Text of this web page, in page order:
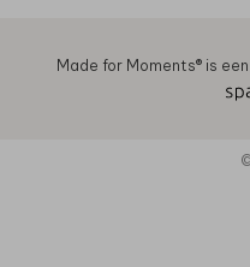
Made for Moments®️ is